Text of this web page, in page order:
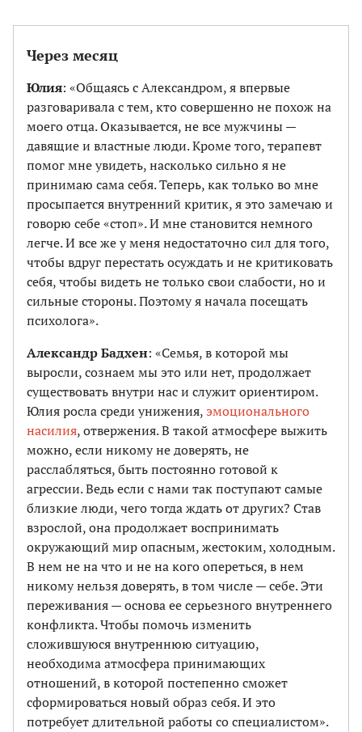
Через месяц
Юлия: «Общаясь с Александром, я впервые
разговаривала с тем, кто совершенно не похож на
моего отца. Оказывается, не все мужчины —
давящие и властные люди. Кроме того, терапевт
помог мне увидеть, насколько сильно я не
принимаю сама себя. Теперь, как только во мне
просыпается внутренний критик, я это замечаю и
говорю себе «стоп». И мне становится немного
легче. И все же у меня недостаточно сил для того,
чтобы вдруг перестать осуждать и не критиковать
себя, чтобы видеть не только свои слабости, но и
сильные стороны. Поэтому я начала посещать
психолога».
Александр Бадхен: «Семья, в которой мы
выросли, сознаем мы это или нет, продолжает
существовать внутри нас и служит ориентиром.
Юлия росла среди унижения,эмоционального
насилия, отвержения. В такой атмосфере выжить
можно, если никому не доверять, не
расслабляться, быть постоянно готовой к
агрессии. Ведь если с нами так поступают самые
близкие люди, чего тогда ждать от других? Став
взрослой, она продолжает воспринимать
окружающий мир опасным, жестоким, холодным.
В нем не на что и не на кого опереться, в нем
никому нельзя доверять, в том числе — себе. Эти
переживания — основа ее серьезного внутреннего
конфликта. Чтобы помочь изменить
сложившуюся внутреннюю ситуацию,
необходима атмосфера принимающих
отношений, в которой постепенно сможет
сформироваться новый образ себя. И это
потребует длительной работы со специалистом».